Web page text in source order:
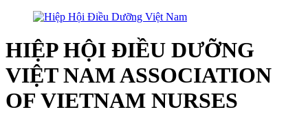
HIỆP HỘI ĐIỀU DƯỠNG
VIỆT NAMASSOCIATION
OF VIETNAM NURSES